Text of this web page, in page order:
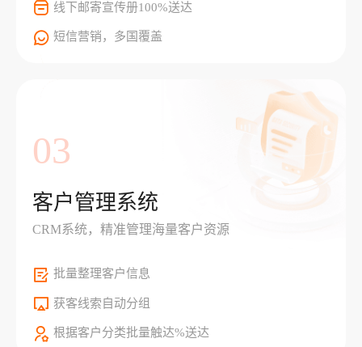
线下邮寄宣传册100%送达
短信营销，多国覆盖
03
客户管理系统
CRM系统，精准管理海量客户资源
批量整理客户信息
获客线索自动分组
根据客户分类批量触达%送达